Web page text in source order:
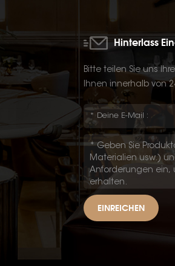
Hinterlass
Bitte teilen Sie uns
Ihnen innerhalb von